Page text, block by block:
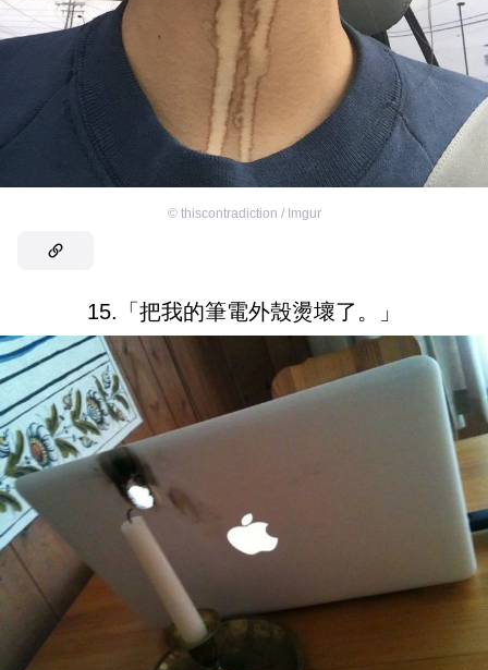
© thiscontradiction / Imgur
15.「把我的筆電外殼燙壞了。」